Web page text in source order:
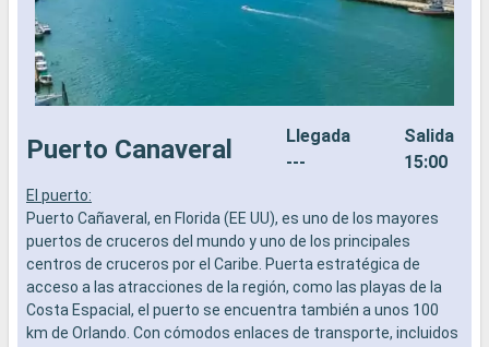
Puerto Canaveral
Llegada
---
Salida
15:00
El puerto:
Puerto Cañaveral, en Florida (EE UU), es uno de los mayores
puertos de cruceros del mundo y uno de los principales
centros de cruceros por el Caribe. Puerta estratégica de
acceso a las atracciones de la región, como las playas de la
Costa Espacial, el puerto se encuentra también a unos 100
km de Orlando. Con cómodos enlaces de transporte, incluidos